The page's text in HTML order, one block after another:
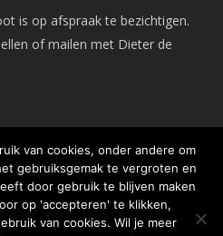
is op afspraak te bezichtigen.
of mailen met Dieter de
van cookies, onder andere om
gebruiksgemak te vergroten en
door gebruik te blijven maken
op 'accepteren' te klikken,
van cookies. Wil je meer